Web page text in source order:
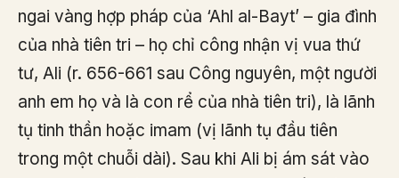
ngai vàng hợp pháp của ‘Ahl al-Bayt’ – gia đình
của nhà tiên tri – họ chỉ công nhận vị vua thứ
tư, Ali (r. 656-661 sau Công nguyên, một người
anh em họ và là con rể của nhà tiên tri), là lãnh
tụ tinh thần hoặc imam (vị lãnh tụ đầu tiên
trong một chuỗi dài). Sau khi Ali bị ám sát vào